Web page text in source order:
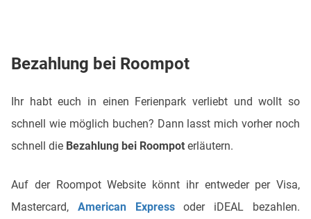
Bezahlung bei Roompot
Ihr habt euch in einen Ferienpark verliebt und wollt so
schnell wie möglich buchen? Dann lasst mich vorher noch
schnell die Bezahlung bei Roompot erläutern.
Auf der Roompot Website könnt ihr entweder per Visa,
Mastercard, American Expressoder iDEAL bezahlen.